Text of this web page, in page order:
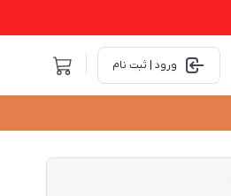
ورود | ثبت نام